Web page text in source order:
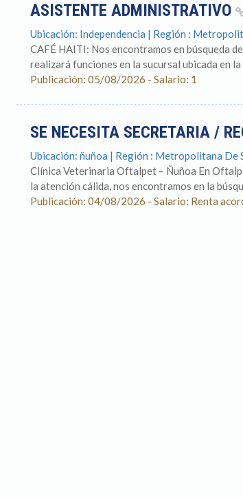
ASISTENTE ADMINISTRATIVO
Ubicación: Independencia | Región :
CAFÉ HAITI: Nos encontramos en búsqueda
realizará funciones en la sucursal ubicada en la
Publicación: 05/08/2026 - Salario: 1
SE NECESITA SECRETARIA /
Ubicación: ñuñoa | Región : Metropolitana De
Clínica Veterinaria Oftalpet – Ñuñoa En
la atención cálida, nos encontramos en la
Publicación: 04/08/2026 - Salario: Renta